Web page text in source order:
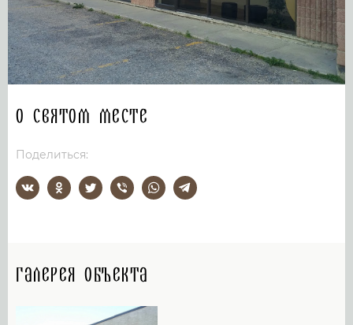
О святом месте
Поделиться:
Галерея объекта